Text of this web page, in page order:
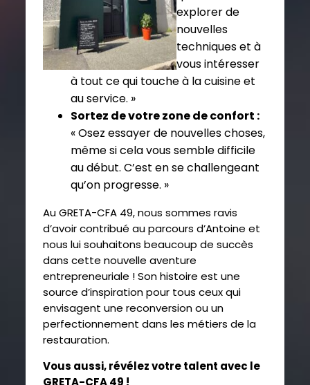
explorer de
nouvelles
techniques et à
vous intéresser
à tout ce qui touche à la cuisine et
au service. »
Sortez de votre zone de confort :
« Osez essayer de nouvelles choses,
même si cela vous semble difficile
au début. C’est en se challengeant
qu’on progresse. »
Au GRETA-CFA 49, nous sommes ravis
d’avoir contribué au parcours d’Antoine et
nous lui souhaitons beaucoup de succès
dans cette nouvelle aventure
entrepreneuriale ! Son histoire est une
source d’inspiration pour tous ceux qui
envisagent une reconversion ou un
perfectionnement dans les métiers de la
restauration.
Vous aussi, révélez votre talent avec le
GRETA-CFA 49 !